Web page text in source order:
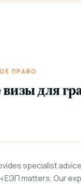
ПРАВО
для
specialist
ЕЭП matters. Our